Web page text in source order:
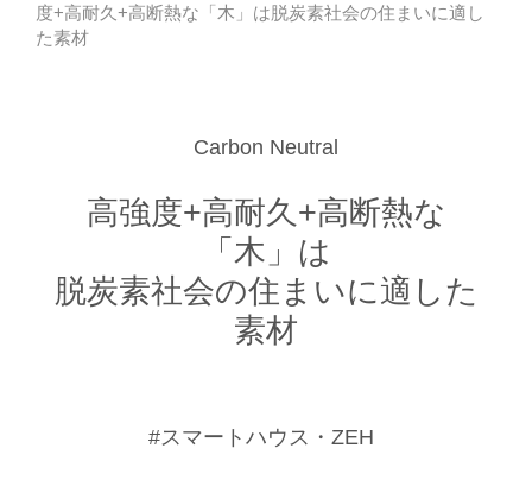
度+高耐久+高断熱な「木」は脱炭素社会の住まいに適し
た素材
Carbon Neutral
高強度+高耐久+高断熱な
「木」は
脱炭素社会の住まいに適した
素材
#スマートハウス・ZEH